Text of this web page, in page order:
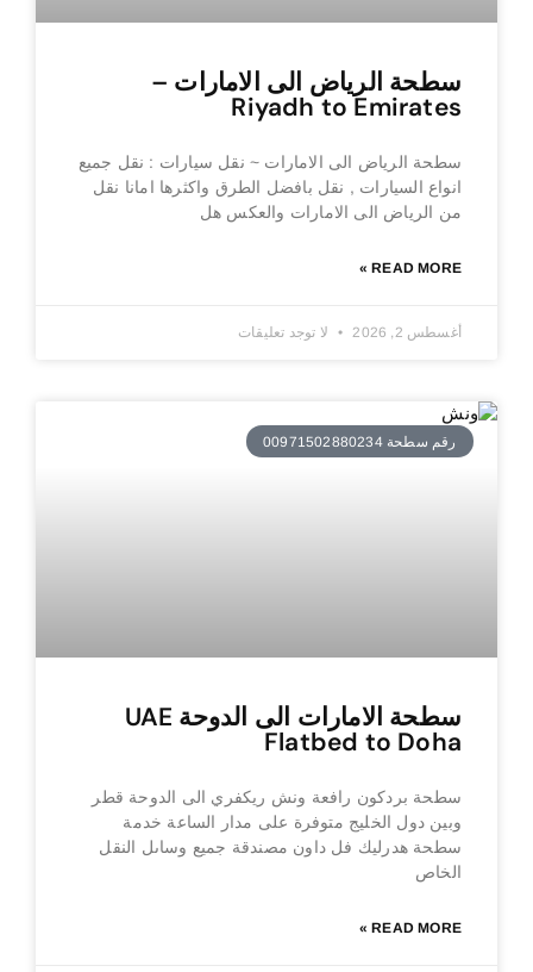
سطحة الرياض الى الامارات –
Riyadh to Emirates
سطحة الرياض الى الامارات ~ نقل سيارات : نقل جميع
انواع السيارات , نقل بافضل الطرق واكثرها امانا نقل
من الرياض الى الامارات والعكس هل
READ MORE »
أغسطس 2, 2026 لا توجد تعليقات
رقم سطحة 00971502880234
سطحة الامارات الى الدوحة UAE
Flatbed to Doha
سطحة بردكون رافعة ونش ريكفري الى الدوحة قطر
وبين دول الخليج متوفرة على مدار الساعة خدمة
سطحة هدرليك فل داون مصندقة جميع وساىل النقل
الخاص
READ MORE »